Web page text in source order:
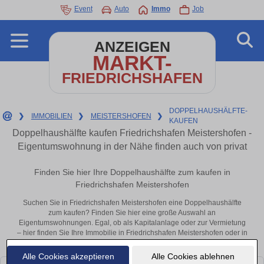
Alle Cookies akzeptieren Alle Cookies ablehnen
Event Auto Immo Job
ANZEIGEN
MARKT-
FRIEDRICHSHAFEN
❯ IMMOBILIEN ❯ MEISTERSHOFEN ❯
DOPPELHAUSHÄLFTE-
KAUFEN
Doppelhaushälfte kaufen Friedrichshafen Meistershofen -
Eigentumswohnung in der Nähe finden auch von privat
Finden Sie hier Ihre Doppelhaushälfte zum kaufen in
Friedrichshafen Meistershofen
Suchen Sie in Friedrichshafen Meistershofen eine Doppelhaushälfte
zum kaufen? Finden Sie hier eine große Auswahl an
Eigentumswohnungen. Egal, ob als Kapitalanlage oder zur Vermietung
– hier finden Sie Ihre Immobilie in Friedrichshafen Meistershofen oder in